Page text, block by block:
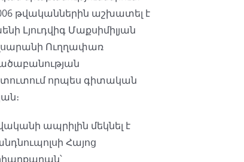
թվականներին աշխատել է
Լյուդվիգ Մաքսիմիլյան
Ուղղափառ
որպես գիտական
ապրիլին մեկնել է
Հայոց